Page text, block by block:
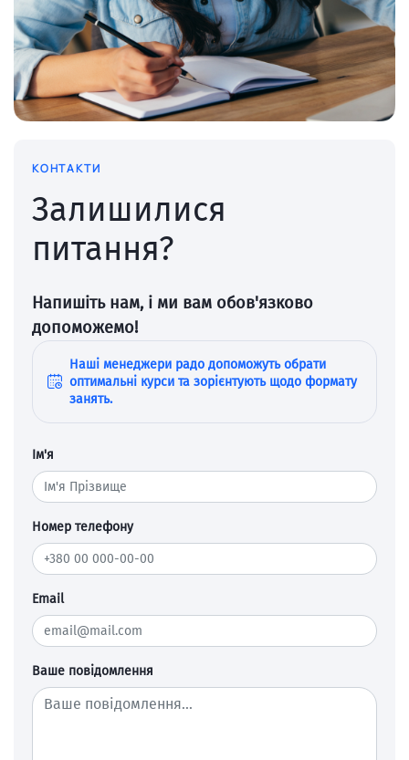
КОНТАКТИ
Залишилися
питання?
Напишіть нам, і ми вам обов'язково
допоможемо!
Наші менеджери радо допоможуть обрати
оптимальні курси та зорієнтують щодо формату
занять.
Ім'я
Номер телефону
Email
Ваше повідомлення